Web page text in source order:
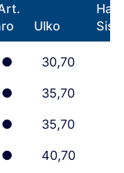
Ulko
Sisä
●
●
●
●
30,70
35,70
35,70
40,70